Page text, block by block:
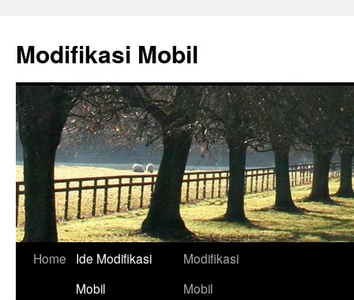
content
Modifikasi Mobil
Home
Ide Modifikasi
Mobil
Modifikasi
Mobil